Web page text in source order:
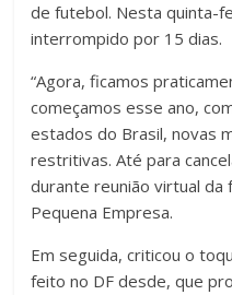
de futebol. Nesta quinta-
interrompido por 15 dias.
“Agora, ficamos
começamos esse ano,
estados do Brasil, novas
restritivas. Até para
durante reunião virtual
Pequena Empresa.
Em seguida, criticou o
feito no DF desde, que